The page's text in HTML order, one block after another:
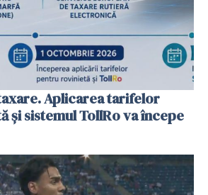
Aplicarea tarifelor
şi sistemul TollRo va începe